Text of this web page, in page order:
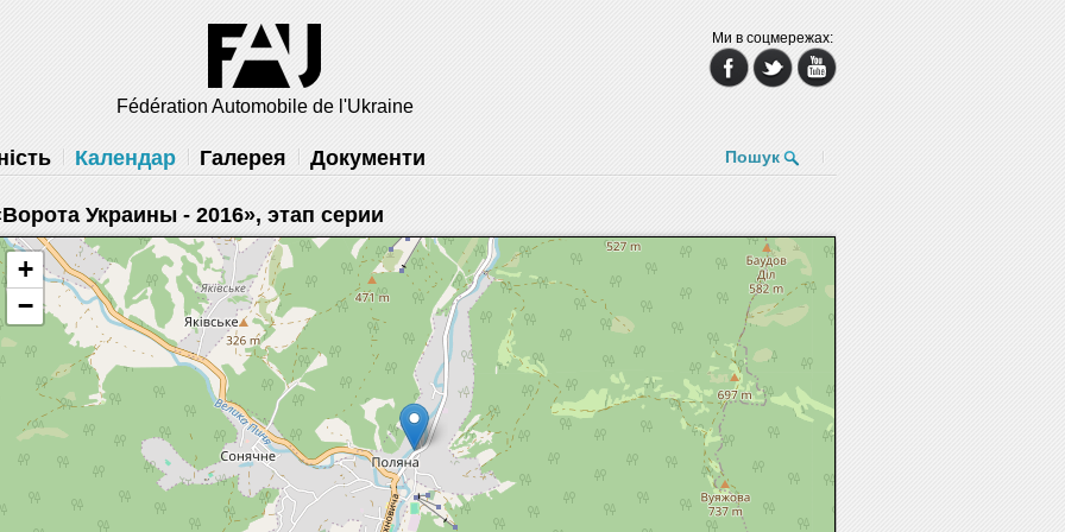
Fédération Automobile de l'Ukraine
Ми в соцмережах:
Календар Галерея Документи Пошук
Украины - 2016», этап серии
+
−